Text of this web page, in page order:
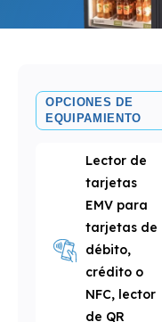
OPCIONES DE
EQUIPAMIENTO
Lector de
tarjetas
EMV para
tarjetas de
débito,
crédito o
NFC, lector
de QR